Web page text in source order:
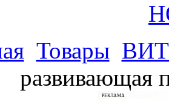
Товары
развивающая
РЕКЛАМА